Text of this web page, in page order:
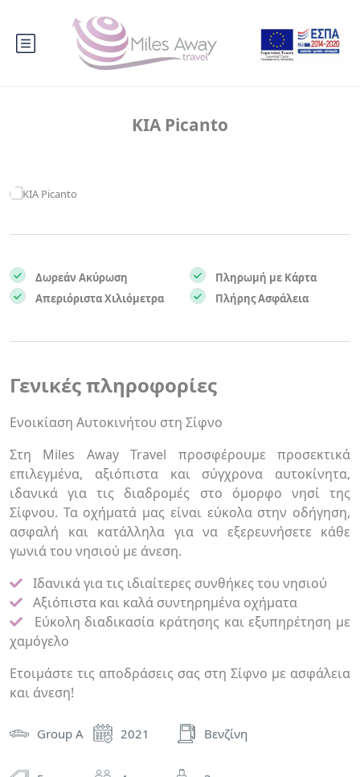
KIA Picanto
Δωρεάν Ακύρωση
Πληρωμή με Κάρτα
Απεριόριστα Χιλιόμετρα
Πλήρης Ασφάλεια
Γενικές πληροφορίες
Ενοικίαση Αυτοκινήτου στη Σίφνο
Στη Miles Away Travel προσφέρουμε προσεκτικά
επιλεγμένα, αξιόπιστα και σύγχρονα αυτοκίνητα,
ιδανικά για τις διαδρομές στο όμορφο νησί της
Σίφνου. Τα οχήματά μας είναι εύκολα στην οδήγηση,
ασφαλή και κατάλληλα για να εξερευνήσετε κάθε
γωνιά του νησιού με άνεση.
Ιδανικά για τις ιδιαίτερες συνθήκες του νησιού
Αξιόπιστα και καλά συντηρημένα οχήματα
Εύκολη διαδικασία κράτησης και εξυπηρέτηση με
χαμόγελο
Ετοιμάστε τις αποδράσεις σας στη Σίφνο με ασφάλεια
και άνεση!
Group A 2021 Βενζίνη